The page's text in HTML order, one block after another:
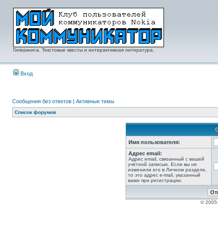
Гиперкнига. Текстовые квесты и интерактивная литература.
Вход
Сообщения без ответов | Активные темы
Список форумов
Имя пользователя:
Адрес email:
Адрес email, связанный с вашей
учётной записью. Если вы не
изменили его в Личном разделе,
то это адрес e-mail, указанный
вами при регистрации.
©